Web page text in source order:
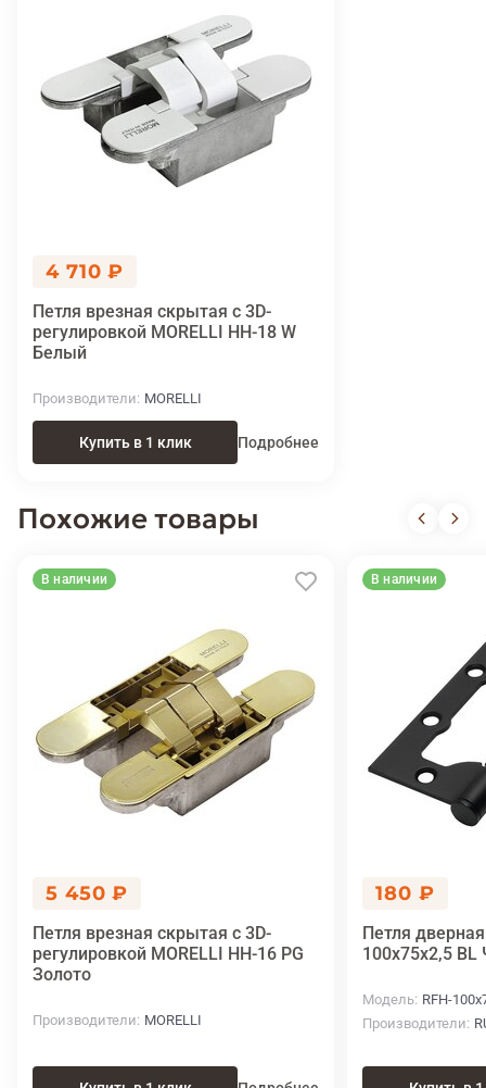
4 710 ₽
Петля врезная скрытая с 3D-
регулировкой MORELLI HH-18 W
Белый
Производители MORELLI
Купить в 1 клик Подробнее
Похожие товары
В наличии
5 450 ₽
Петля врезная скрытая с 3D-
регулировкой MORELLI HH-16 PG
Золото
Производители MORELLI
В наличии
180 ₽
Петля
100x75x2,5
Модель RFH-
Производители